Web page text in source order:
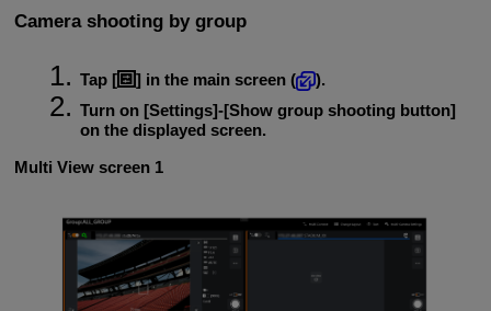
Camera shooting by group
Tap [ ] in the main screen (
).
Turn on [Settings]-[Show group shooting button]
on the displayed screen.
Multi View screen 1